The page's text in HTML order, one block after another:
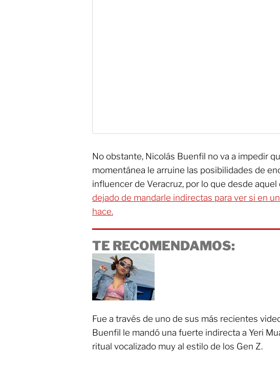
No obstante, Nicolás Buenfil no va a impedir
momentánea le arruine las posibilidades de
influencer de Veracruz, por lo que desde
dejado de mandarle indirectas para ver si en
hace.
TE RECOMENDAMOS:
Fue a través de uno de sus más recientes
Buenfil le mandó una fuerte indirecta a Yeri
ritual vocalizado muy al estilo de los Gen Z.